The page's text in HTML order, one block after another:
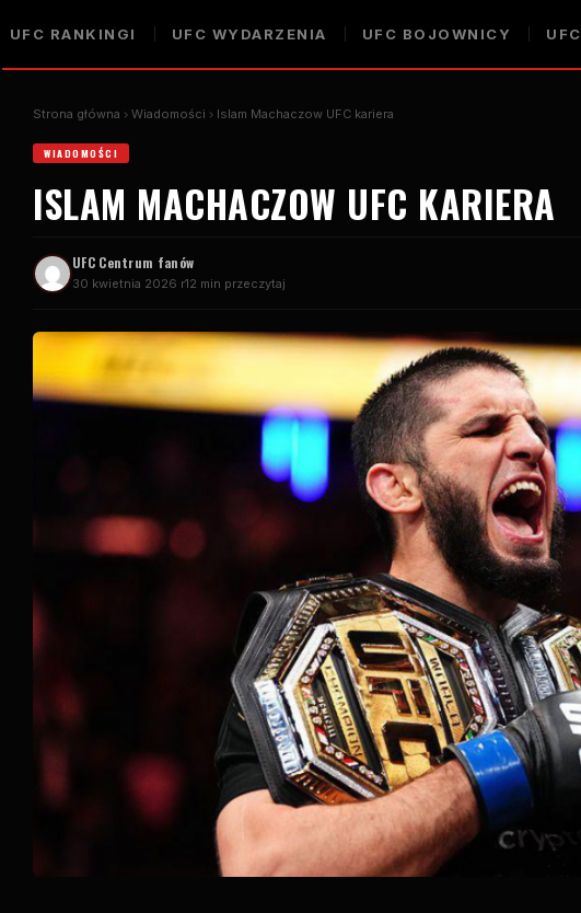
UFC RANKINGI UFC WYDARZENIA UFC BOJOWNICY UFC
Strona główna Wiadomości Islam Machaczow UFC kariera
WIADOMOŚCI
ISLAM MACHACZOW UFC KARIERA
UFCCentrum fanów
30 kwietnia 2026 r12 min przeczytaj